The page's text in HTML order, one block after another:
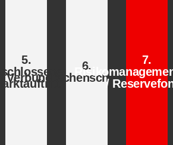
5.
6.
Verbundrechenschaftslegung
7.
/